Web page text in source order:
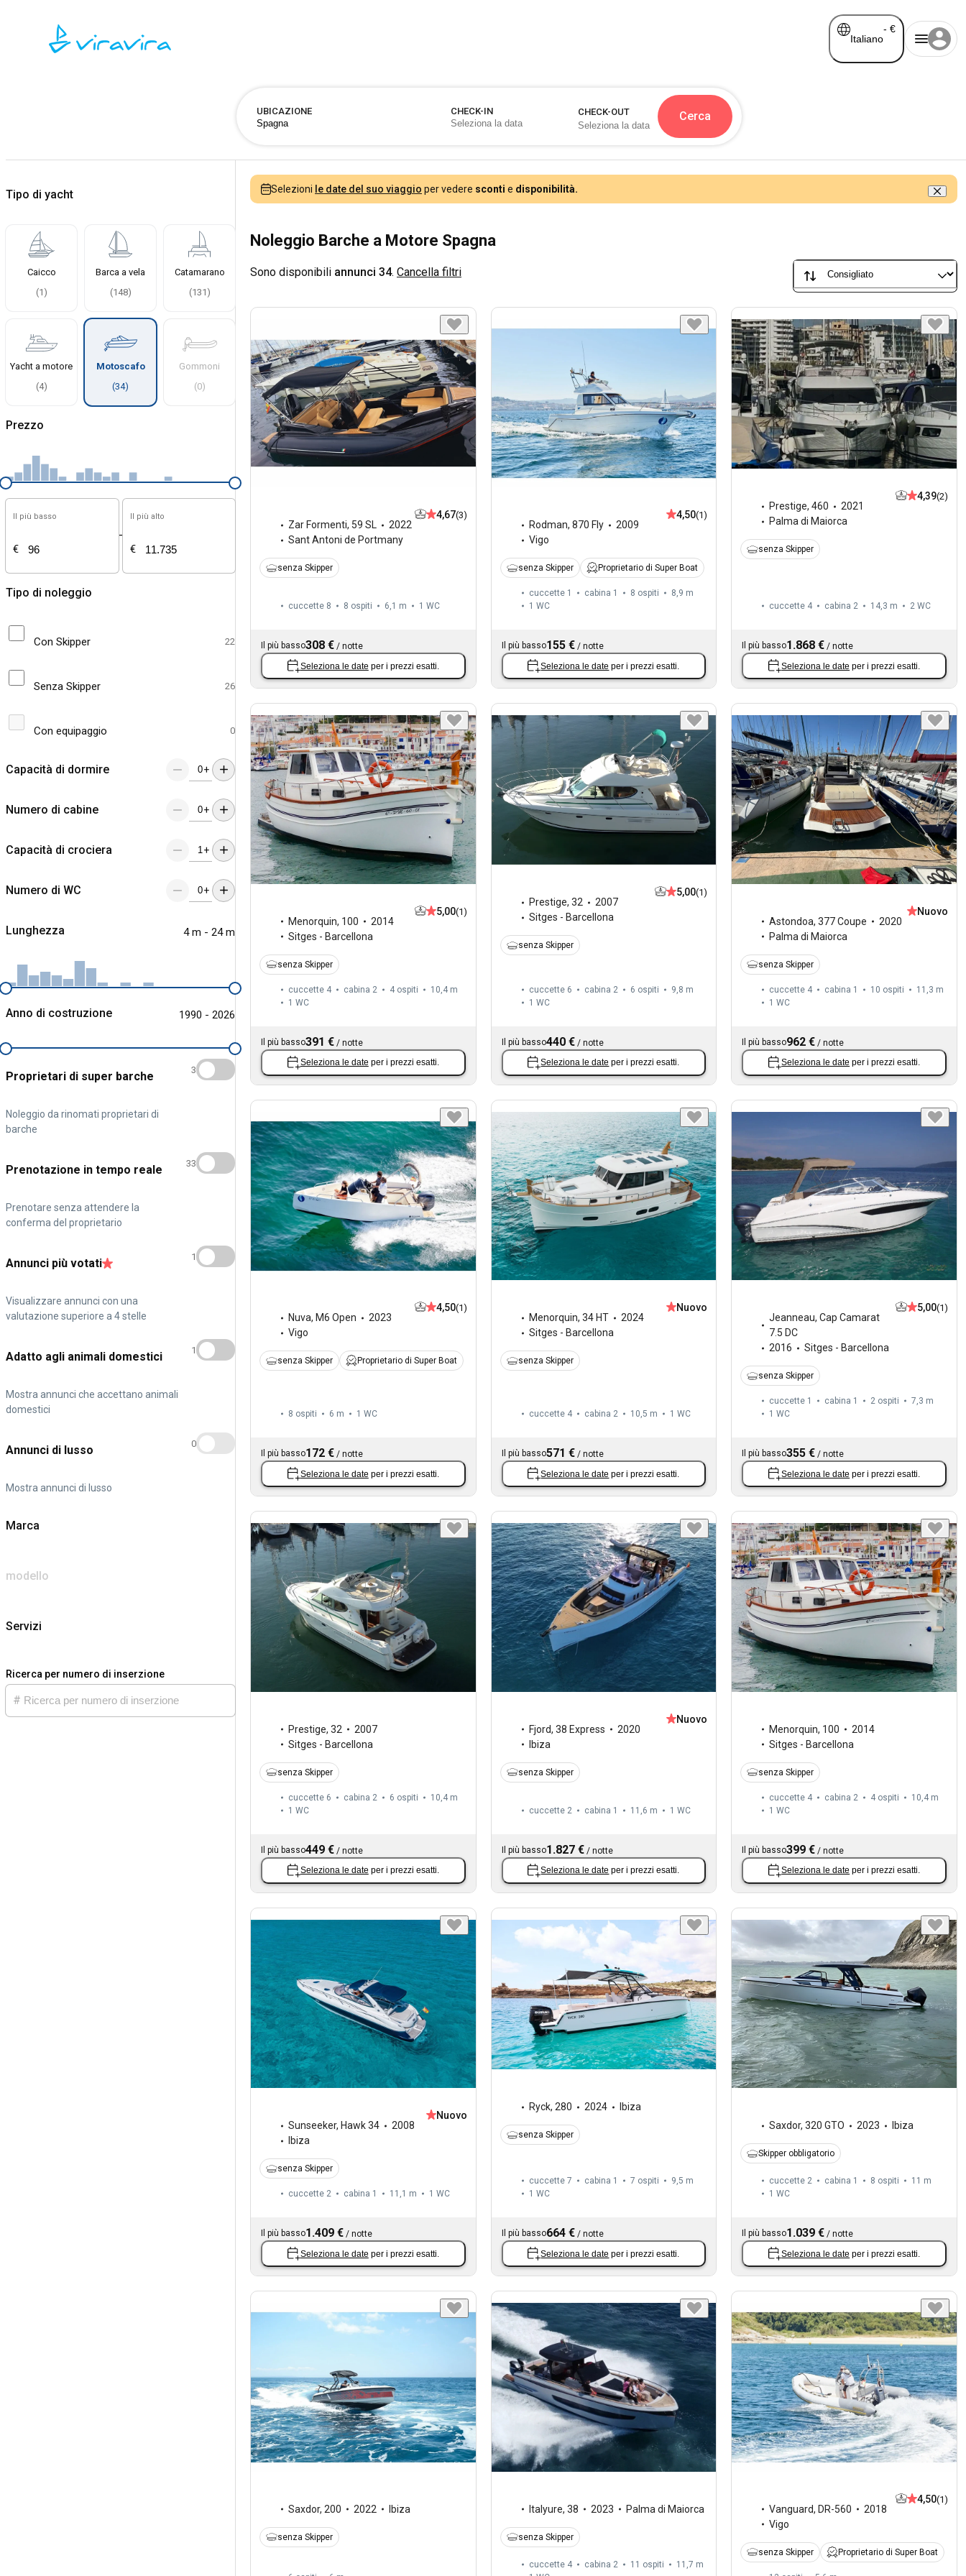
Italiano
- €
UBICAZIONE CHECK-IN CHECK-OUT Cerca
Tipo di yacht
Caicco
(1 )
Barca a vela
(148)
Catamarano
(131 )
Yacht a motore
(4)
Motoscafo
(34)
Gommoni
(0)
Prezzo
Il più basso
€
-
Il più alto
€
Tipo di noleggio
Con Skipper 22
Senza Skipper 26
Con equipaggio 0
Capacità di dormire +
Numero di cabine +
Capacità di crociera +
Numero di WC +
Lunghezza 4 m - 24 m
Anno di costruzione 1990 - 2026
Proprietari di super barche
Noleggio da rinomati proprietari di
barche
3
Prenotazione in tempo reale
Prenotare senza attendere la
conferma del proprietario
33
Annunci più votati
Visualizzare annunci con una
valutazione superiore a 4 stelle
1
Adatto agli animali domestici
Mostra annunci che accettano animali
domestici
1
Annunci di lusso
Mostra annunci di lusso
0
Marca
modello
Servizi
Ricerca per numero di inserzione
Selezioni le date del suo viaggio per vedere sconti e disponibilità.
Noleggio Barche a Motore Spagna
Sono disponibili annunci 34. Cancella filtri
Zar Formenti, 59 SL
2022
Sant Antoni de Portmany
4,67(3)
senza Skipper
cuccette 8 8 ospiti 6,1 m 1 WC
Il più basso308 € / notte
Seleziona le date per i prezzi esatti.
Rodman, 870 Fly
2009
Vigo
4,50(1)
senza Skipper Proprietario di Super Boat
cuccette 1 cabina 1 8 ospiti
8,9 m
1 WC
Il più basso155 €/ notte
Seleziona le date per i prezzi esatti.
Prestige,460
2021
Palma di Maiorca
4,39(2)
senza Skipper
cuccette 4 cabina 2 14,3 m 2 WC
Il più basso1.868 € /notte
Seleziona le date per i prezzi esatti.
Menorquin, 100
2014
Sitges - Barcellona
5,00(1)
senza Skipper
cuccette 4 cabina 2 4 ospiti
10,4 m
1 WC
Il più basso391 € / notte
Seleziona le date per i prezzi esatti.
Prestige, 32
2007
Sitges - Barcellona
5,00(1)
senza Skipper
cuccette 6 cabina 2 6 ospiti
9,8 m
1 WC
Il più basso440 €/ notte
Seleziona le date per i prezzi esatti.
Astondoa,377 Coupe
2020
Palma di Maiorca
Nuovo
senza Skipper
cuccette 4 cabina 1 10 ospiti
11,3 m
1 WC
Il più basso962 € /notte
Seleziona le date per i prezzi esatti.
Nuva, M6 Open
2023
Vigo
4,50(1)
senza Skipper Proprietario di Super Boat
8 ospiti 6 m 1 WC
Il più basso172 € / notte
Seleziona le date per i prezzi esatti.
Menorquin, 34 HT
2024
Sitges - Barcellona
Nuovo
senza Skipper
cuccette 4 cabina 2 10,5 m 1 WC
Il più basso571 €/ notte
Seleziona le date per i prezzi esatti.
Jeanneau,Cap Camarat
7.5 DC
2016
Sitges - Barcellona
5,00(1)
senza Skipper
cuccette 1 cabina 1 2 ospiti
7,3 m
1 WC
Il più basso355 € /notte
Seleziona le date per i prezzi esatti.
Prestige, 32
2007
Sitges - Barcellona
senza Skipper
cuccette 6 cabina 2 6 ospiti
10,4 m
1 WC
Il più basso449 € / notte
Seleziona le date per i prezzi esatti.
Fjord, 38 Express
2020
Ibiza
Nuovo
senza Skipper
cuccette 2 cabina 1 11,6 m 1 WC
Il più basso1.827 €/ notte
Seleziona le date per i prezzi esatti.
Menorquin, 100
2014
Sitges - Barcellona
senza Skipper
cuccette 4 cabina 2 4 ospiti
10,4 m
1 WC
Il più basso399 € /notte
Seleziona le date per i prezzi esatti.
Sunseeker, Hawk 34
2008
Ibiza
Nuovo
senza Skipper
cuccette 2 cabina 1 11,1 m 1 WC
Il più basso1.409 € / notte
Seleziona le date per i prezzi esatti.
Ryck, 280 2024 Ibiza
senza Skipper
cuccette 7 cabina 1 7 ospiti
9,5 m
1 WC
Il più basso664 €/ notte
Seleziona le date per i prezzi esatti.
Saxdor,320 GTO 2023 Ibiza
Skipper obbligatorio
cuccette 2 cabina 1 8 ospiti
11 m
1 WC
Il più basso1.039 € /notte
Seleziona le date per i prezzi esatti.
Saxdor, 200 2022 Ibiza
senza Skipper
Italyure, 38 2023 Palma di Maiorca
senza Skipper
cuccette 4 cabina 2 11 ospiti
11,7 m
Vanguard, DR-560
2018
Vigo
4,50(1)
senza Skipper Proprietario di Super Boat